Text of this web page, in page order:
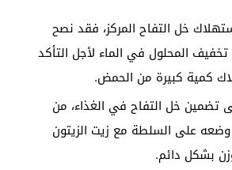
خل التفاح المركز، فقد نصح
تخفيف المحلول في الماء لأجل التأكد
كمية كبيرة من الحمض.
تضمين خل التفاح في الغذاء، من
على السلطة مع زيت الزيتون
بشكل دائم.